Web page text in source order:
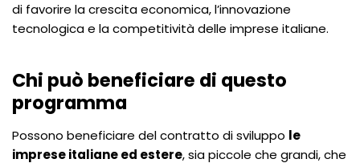
di favorire la crescita economica, l’innovazione
tecnologica e la competitività delle imprese italiane.
Chi può beneficiare di questo
programma
Possono beneficiare del contratto di sviluppo le
imprese italiane ed estere, sia piccole che grandi, che